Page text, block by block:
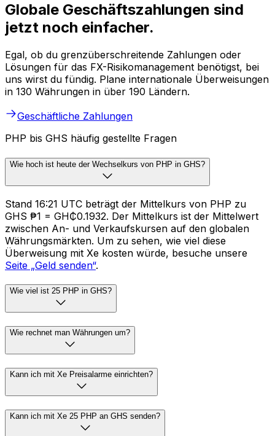
Globale Geschäftszahlungen sind
jetzt noch einfacher.
Egal, ob du grenzüberschreitende Zahlungen oder
Lösungen für das FX-Risikomanagement benötigst, bei
uns wirst du fündig. Plane internationale Überweisungen
in 130 Währungen in über 190 Ländern.
Geschäftliche Zahlungen
PHP bis GHS häufig gestellte Fragen
Wie hoch ist heute der Wechselkurs von PHP in GHS?
Stand 16:21 UTC beträgt der Mittelkurs von PHP zu
GHS ₱1 = GH₵0.1932. Der Mittelkurs ist der Mittelwert
zwischen An- und Verkaufskursen auf den globalen
Währungsmärkten. Um zu sehen, wie viel diese
Überweisung mit Xe kosten würde, besuche unsere
Seite „Geld senden“.
Wie viel ist 25 PHP in GHS?
Wie rechnet man Währungen um?
Kann ich mit Xe Preisalarme einrichten?
Kann ich mit Xe 25 PHP an GHS senden?